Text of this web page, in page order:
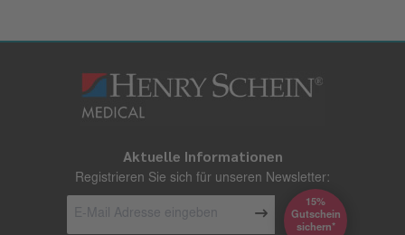
Aktuelle Informationen
Registrieren Sie sich für unseren Newsletter:
15%
Gutschein
*sichern